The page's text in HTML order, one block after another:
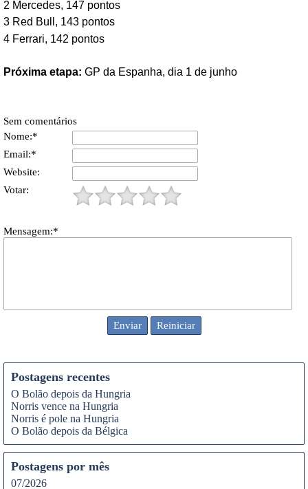
2 Mercedes, 147 pontos
3 Red Bull, 143 pontos
4 Ferrari, 142 pontos
Próxima etapa: GP da Espanha, dia 1 de junho
Sem comentários
Nome:*
Email:*
Website:
Votar:
Mensagem:*
Postagens recentes
O Bolão depois da Hungria
Norris vence na Hungria
Norris é pole na Hungria
O Bolão depois da Bélgica
Postagens por mês
07/2026